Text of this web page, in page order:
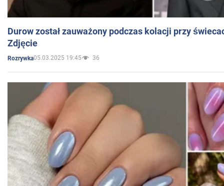
Durow został zauważony podczas kolacji przy
Zdjęcie
Rozrywka05.03.2025 19:45 36